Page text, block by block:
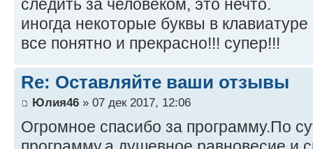
следить за человеком, это нечто.
иногда некоторые буквы в
все понятно и прекрасно!!! супер!!!
Re: Оставляйте ваши отзывы
Юлия46 » 07 дек 2017, 12:06
Огромное спасибо за программу.По